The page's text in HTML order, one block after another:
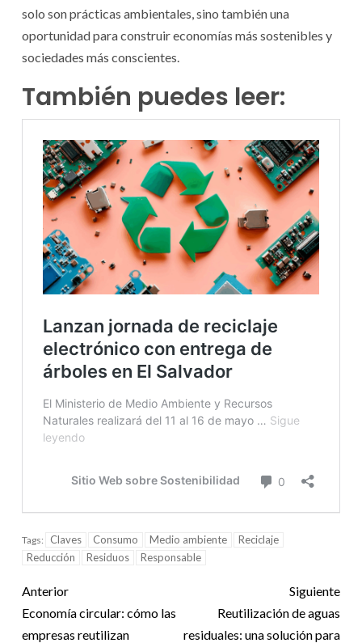
solo son prácticas ambientales, sino también una
oportunidad para construir economías más sostenibles y
sociedades más conscientes.
También puedes leer:
Tags: Claves Consumo Medio ambiente
Reciclaje
Reducción
Residuos Responsable
Anterior
Economía circular: cómo las
empresas reutilizan
Siguiente
Reutilización de aguas
residuales: una solución para